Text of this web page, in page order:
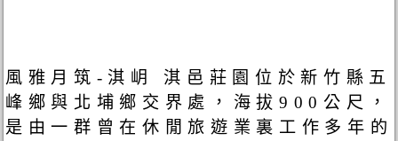
風雅月筑-淇岄 淇邑莊園位於新竹縣五
峰鄉與北埔鄉交界處，海拔900公尺，
是由一群曾在休閒旅遊業裏工作多年的